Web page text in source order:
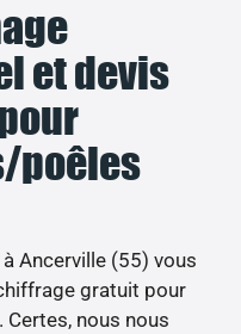
et devis
poêles
Ancerville (55) vous
gratuit pour
nous nous